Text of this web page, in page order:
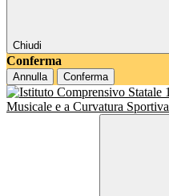
Chiudi
Conferma
Annulla Conferma
Musicale e a Curvatura Sportiva